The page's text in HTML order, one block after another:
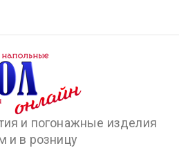
и погонажные изделия
и в розницу